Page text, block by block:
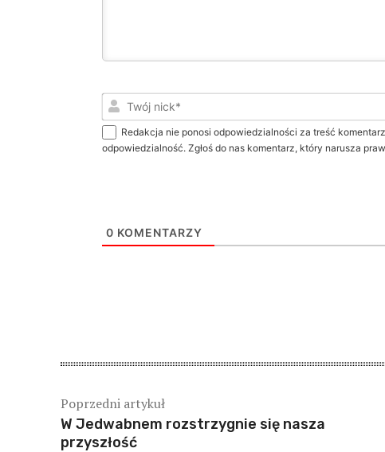
Redakcja nie ponosi odpowiedzialności za treść
odpowiedzialność. Zgłoś do nas komentarz, który narusza
0 KOMENTARZY
Poprzedni artykuł
W Jedwabnem rozstrzygnie się nasza
przyszłość